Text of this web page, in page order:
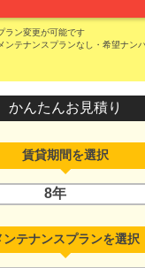
ラン変更が可能です
テナンスプランなし・希望ナン
かんたんお見積り
賃貸期間を選択
8年
ンテナンスプランを選択